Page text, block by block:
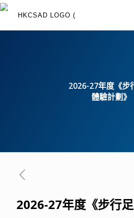
2026-27年度《步
體驗計劃》
2026-27年度 《步行